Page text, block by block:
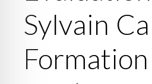
Sylvain